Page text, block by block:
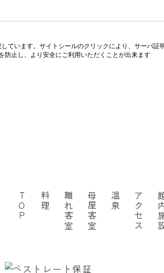
ています。サイトシールのクリックにより、サーバ証
止し、より安全にご利用いただくことが出来ます
館
アクセス
温泉
母屋客室
離れ客室
料理
TOP